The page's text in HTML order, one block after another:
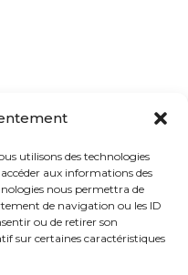
utilisons des technologies
aux informations des
nous permettra de
de navigation ou les ID
ou de retirer son
sur certaines caractéristiques